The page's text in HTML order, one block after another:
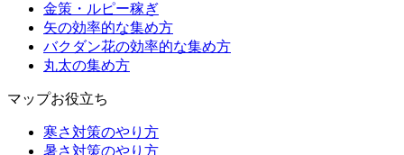
金策・ルピー稼ぎ
矢の効率的な集め方
バクダン花の効率的な集め方
丸太の集め方
マップお役立ち
寒さ対策のやり方
暑さ対策のやり方